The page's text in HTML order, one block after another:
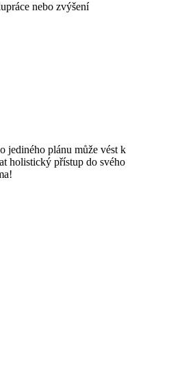
nebo zvýšení
jediného plánu může vést k
holistický přístup do svého